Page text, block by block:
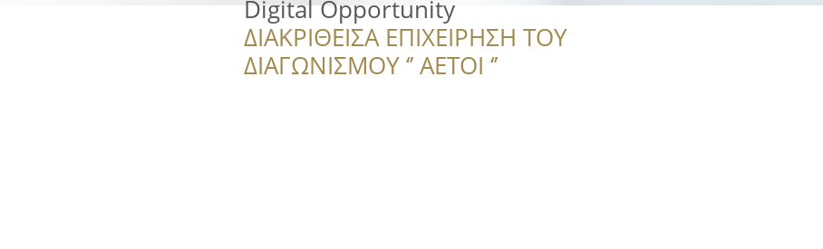
Digital Opportunity
ΔΙΑΚΡΙΘΕΙΣΑ ΕΠΙΧΕΙΡΗΣΗ ΤΟΥ
ΔΙΑΓΩΝΙΣΜΟΥ ‘’ ΑΕΤΟΙ ‘’